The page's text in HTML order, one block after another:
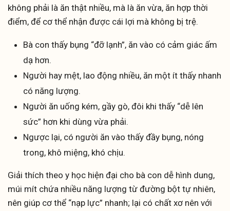
không phải là ăn thật nhiều, mà là ăn vừa, ăn hợp thời
điểm, để cơ thể nhận được cái lợi mà không bị trệ.
Bà con thấy bụng “đỡ lạnh”, ăn vào có cảm giác ấm
dạ hơn.
Người hay mệt, lao động nhiều, ăn một ít thấy nhanh
có năng lượng.
Người ăn uống kém, gầy gò, đôi khi thấy “dễ lên
sức” hơn khi dùng vừa phải.
Ngược lại, có người ăn vào thấy đầy bụng, nóng
trong, khô miệng, khó chịu.
Giải thích theo y học hiện đại cho bà con dễ hình dung,
múi mít chứa nhiều năng lượng từ đường bột tự nhiên,
nên giúp cơ thể “nạp lực” nhanh; lại có chất xơ nên với